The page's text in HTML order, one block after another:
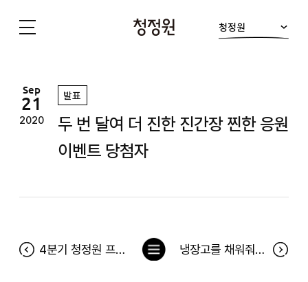
청정원
Sep
21
2020
발표
두 번 달여 더 진한 진간장 찐한 응원
이벤트 당첨자
4분기 청정원 프렌즈 등급 조정은 10월 5일 적용됩니다. 냉장고를 채워줘 192차 당첨자(9월 14일~9월 20일)
목